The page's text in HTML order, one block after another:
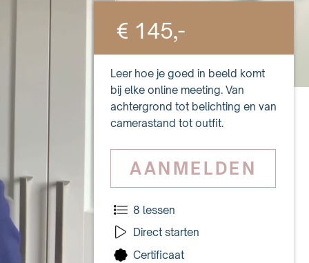
€ 145,-
Leer hoe je goed in beeld komt
bij elke online meeting. Van
achtergrond tot belichting en van
camerastand tot outfit.
AANMELDEN
8 lessen
Direct starten
Certificaat